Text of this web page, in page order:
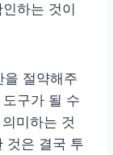
하는 것이
을 절약해주
구가 될 수
미하는 것
것은 결국 투